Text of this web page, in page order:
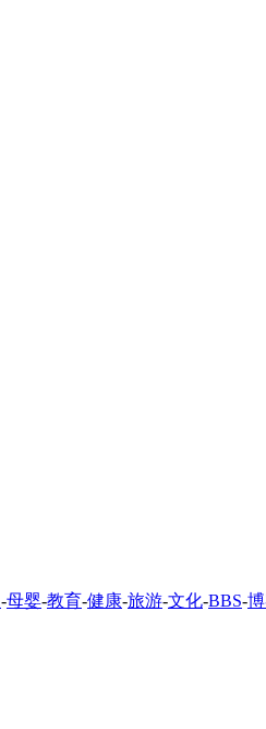
-母婴-教育-健康-旅游-文化-BBS-